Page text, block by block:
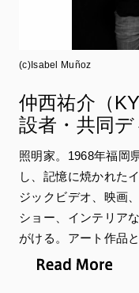
仲西祐介（
設者・共同デ
(c)Isabel Muñoz
照明家。1968年福岡
し、記憶に焼かれた
ジックビデオ、映画
ショー、インテリア
がける。アート作品
などライティング・